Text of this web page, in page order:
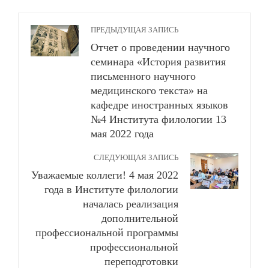
ПРЕДЫДУЩАЯ ЗАПИСЬ
Отчет о проведении научного
семинара «История развития
письменного научного
медицинского текста» на
кафедре иностранных языков
№4 Института филологии 13
мая 2022 года
СЛЕДУЮЩАЯ ЗАПИСЬ
Уважаемые коллеги! 4 мая 2022
года в Институте филологии
началась реализация
дополнительной
профессиональной программы
профессиональной
переподготовки